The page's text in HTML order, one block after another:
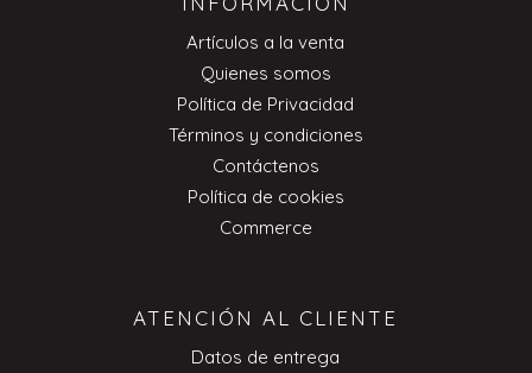
Artículos a la venta
Quienes somos
Política de Privacidad
Términos y condiciones
Contáctenos
Política de cookies
Commerce
ATENCIÓN AL CLIENTE
Datos de entrega